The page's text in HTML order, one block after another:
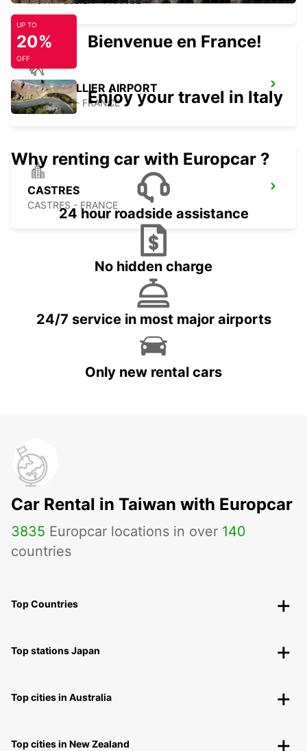
MONTPELLIER AIRPORT
MAUGUIO - FRANCE
CASTRES
CASTRES - FRANCE
UP TO
20%
OFF
Bienvenue en France!
Enjoy your travel in Italy
Why renting car with Europcar ?
24 hour roadside assistance
No hidden charge
24/7 service in most major airports
Only new rental cars
Car Rental in Taiwan with Europcar
3835 Europcar locations in over 140
countries
Top Countries
Top stations Japan
Top cities in Australia
Top cities in New Zealand